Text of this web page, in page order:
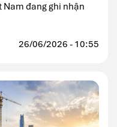
Nam đang ghi nhận
26/06/2026 - 10:55